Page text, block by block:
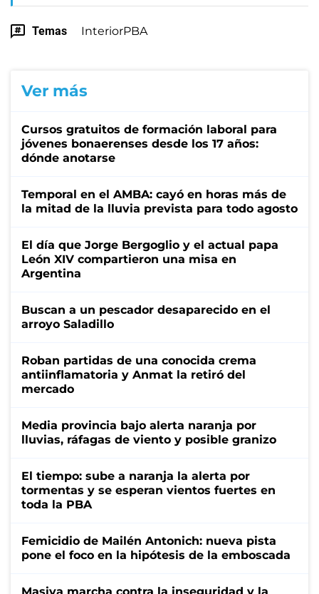
Temas InteriorPBA
Ver más
Cursos gratuitos de formación laboral para
jóvenes bonaerenses desde los 17 años:
dónde anotarse
Temporal en el AMBA: cayó en horas más de
la mitad de la lluvia prevista para todo agosto
El día que Jorge Bergoglio y el actual papa
León XIV compartieron una misa en
Argentina
Buscan a un pescador desaparecido en el
arroyo Saladillo
Roban partidas de una conocida crema
antiinflamatoria y Anmat la retiró del
mercado
Media provincia bajo alerta naranja por
lluvias, ráfagas de viento y posible granizo
El tiempo: sube a naranja la alerta por
tormentas y se esperan vientos fuertes en
toda la PBA
Femicidio de Mailén Antonich: nueva pista
pone el foco en la hipótesis de la emboscada